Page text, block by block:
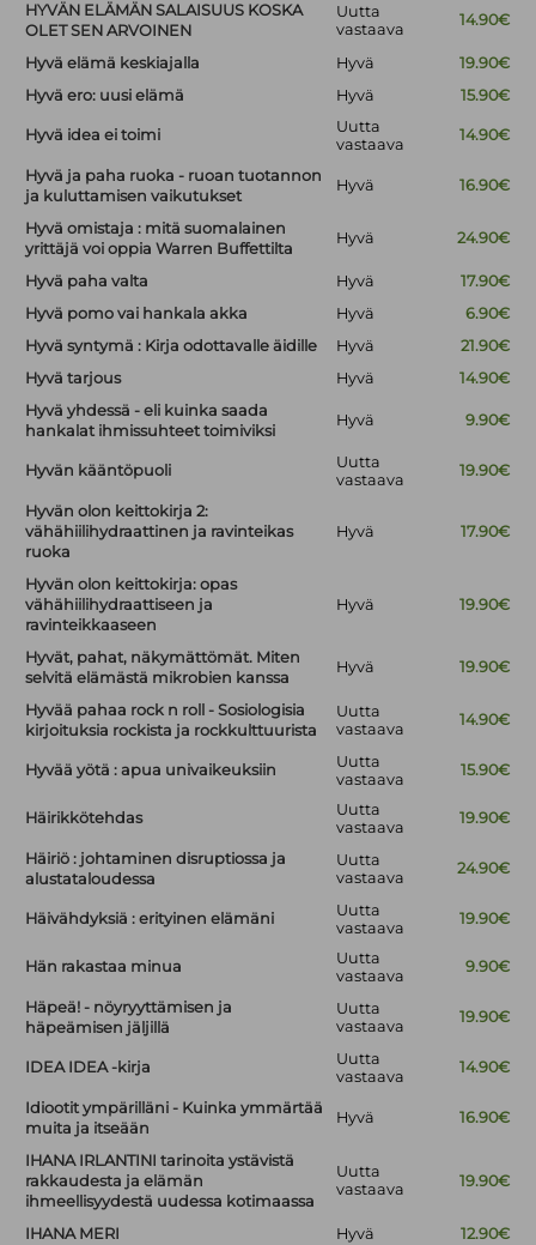
HYVÄN ELÄMÄN SALAISUUS KOSKA
OLET SEN ARVOINEN
Uutta
vastaava
14.90€
Hyvä elämä keskiajalla Hyvä
19.90€
Hyvä ero: uusi elämä
Hyvä 15.90€
Hyvä idea ei toimi
Uutta
vastaava
14.90€
Hyvä ja paha ruoka - ruoan tuotannon
ja kuluttamisen vaikutukset
Hyvä 16.90€
Hyvä omistaja : mitä suomalainen
yrittäjä voi oppia Warren Buffettilta
Hyvä 24.90€
Hyvä paha valta Hyvä
17.90€
Hyvä pomo vai hankala akka
Hyvä
6.90€
Hyvä syntymä : Kirja odottavalle äidille
Hyvä
21.90€
Hyvä tarjous
Hyvä
14.90€
Hyvä yhdessä - eli kuinka saada
hankalat ihmissuhteet toimiviksi
Hyvä 9.90€
Hyvän kääntöpuoli
Uutta
vastaava
19.90€
Hyvän olon keittokirja 2:
vähähiilihydraattinen ja ravinteikas
ruoka
Hyvä 17.90€
Hyvän olon keittokirja: opas
vähähiilihydraattiseen ja
ravinteikkaaseen
Hyvä 19.90€
Hyvät, pahat, näkymättömät. Miten
selvitä elämästä mikrobien kanssa
Hyvä 19.90€
Hyvää pahaa rock n roll - Sosiologisia
kirjoituksia rockista ja rockkulttuurista
Uutta
vastaava
14.90€
Hyvää yötä : apua univaikeuksiin
Uutta
vastaava
15.90€
Häirikkötehdas
Uutta
vastaava
19.90€
Häiriö : johtaminen disruptiossa ja
alustataloudessa
Uutta
vastaava
24.90€
Häivähdyksiä : erityinen elämäni
Uutta
vastaava
19.90€
Hän rakastaa minua
Uutta
vastaava
9.90€
Häpeä! - nöyryyttämisen ja
häpeämisen jäljillä
Uutta
vastaava
19.90€
IDEA IDEA -kirja
Uutta
vastaava
14.90€
Idiootit ympärilläni - Kuinka ymmärtää
muita ja itseään
Hyvä 16.90€
IHANA IRLANTINI tarinoita ystävistä
rakkaudesta ja elämän
ihmeellisyydestä uudessa kotimaassa
Uutta
vastaava
19.90€
IHANA MERI Hyvä
12.90€